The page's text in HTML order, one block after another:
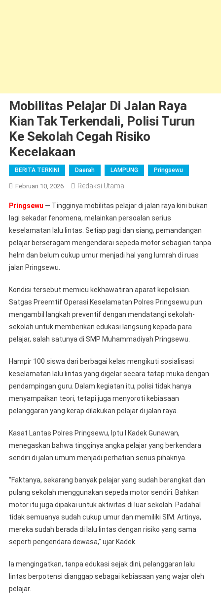
Mobilitas Pelajar Di Jalan Raya
Kian Tak Terkendali, Polisi Turun
Ke Sekolah Cegah Risiko
Kecelakaan
BERITA TERKINI Daerah LAMPUNG Pringsewu
Februari 10, 2026 Redaksi Utama
Pringsewu — Tingginya mobilitas pelajar di jalan raya kini bukan
lagi sekadar fenomena, melainkan persoalan serius
keselamatan lalu lintas. Setiap pagi dan siang, pemandangan
pelajar berseragam mengendarai sepeda motor sebagian tanpa
helm dan belum cukup umur menjadi hal yang lumrah di ruas
jalan Pringsewu.
Kondisi tersebut memicu kekhawatiran aparat kepolisian.
Satgas Preemtif Operasi Keselamatan Polres Pringsewu pun
mengambil langkah preventif dengan mendatangi sekolah-
sekolah untuk memberikan edukasi langsung kepada para
pelajar, salah satunya di SMP Muhammadiyah Pringsewu.
Hampir 100 siswa dari berbagai kelas mengikuti sosialisasi
keselamatan lalu lintas yang digelar secara tatap muka dengan
pendampingan guru. Dalam kegiatan itu, polisi tidak hanya
menyampaikan teori, tetapi juga menyoroti kebiasaan
pelanggaran yang kerap dilakukan pelajar di jalan raya.
Kasat Lantas Polres Pringsewu, Iptu I Kadek Gunawan,
menegaskan bahwa tingginya angka pelajar yang berkendara
sendiri di jalan umum menjadi perhatian serius pihaknya.
“Faktanya, sekarang banyak pelajar yang sudah berangkat dan
pulang sekolah menggunakan sepeda motor sendiri. Bahkan
motor itu juga dipakai untuk aktivitas di luar sekolah. Padahal
tidak semuanya sudah cukup umur dan memiliki SIM. Artinya,
mereka sudah berada di lalu lintas dengan risiko yang sama
seperti pengendara dewasa,” ujar Kadek.
Ia mengingatkan, tanpa edukasi sejak dini, pelanggaran lalu
lintas berpotensi dianggap sebagai kebiasaan yang wajar oleh
pelajar.